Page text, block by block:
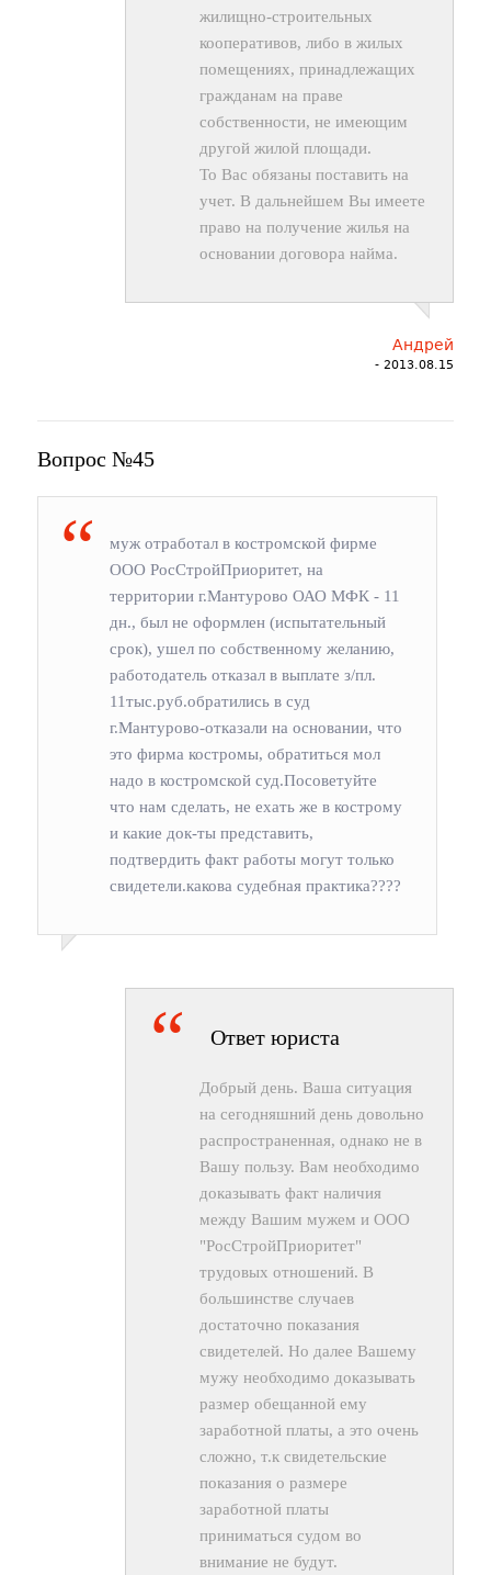
жилищно-строительных
кооперативов, либо в жилых
помещениях, принадлежащих
гражданам на праве
собственности, не имеющим
другой жилой площади.
То Вас обязаны поставить на
учет. В дальнейшем Вы имеете
право на получение жилья на
основании договора найма.
Андрей
- 2013.08.15
Вопрос №45
муж отработал в костромской фирме
ООО РосСтройПриоритет, на
территории г.Мантурово ОАО МФК - 11
дн., был не оформлен (испытательный
срок), ушел по собственному желанию,
работодатель отказал в выплате з/пл.
11тыс.руб.обратились в суд
г.Мантурово-отказали на основании, что
это фирма костромы, обратиться мол
надо в костромской суд.Посоветуйте
что нам сделать, не ехать же в кострому
и какие док-ты представить,
подтвердить факт работы могут только
свидетели.какова судебная практика????
Ответ юриста
Добрый день. Ваша ситуация
на сегодняшний день довольно
распространенная, однако не в
Вашу пользу. Вам необходимо
доказывать факт наличия
между Вашим мужем и ООО
"РосСтройПриоритет"
трудовых отношений. В
большинстве случаев
достаточно показания
свидетелей. Но далее Вашему
мужу необходимо доказывать
размер обещанной ему
заработной платы, а это очень
сложно, т.к свидетельские
показания о размере
заработной платы
приниматься судом во
внимание не будут.